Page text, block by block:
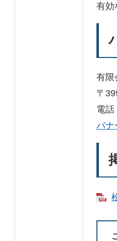
有効
有限
〒
電
バナ